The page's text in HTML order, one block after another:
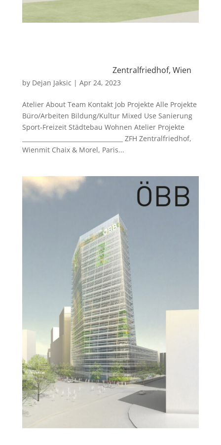
Zentralfriedhof, Wien
by Dejan Jaksic | Apr 24, 2023
Atelier About Team Kontakt Job Projekte Alle Projekte
Büro/Arbeiten Bildung/Kultur Mixed Use Sanierung
Sport-Freizeit Städtebau Wohnen Atelier Projekte
__________________________________ ZFH Zentralfriedhof,
Wienmit Chaix & Morel, Paris...